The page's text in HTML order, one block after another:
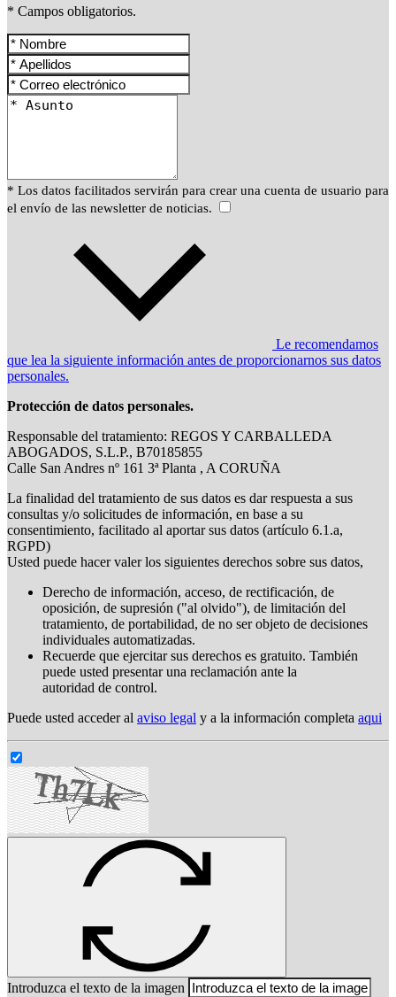
* Campos obligatorios.
* Los datos facilitados servirán para crear una cuenta de usuario para
el envío de las newsletter de noticias.
Le recomendamos
que lea la siguiente información antes de proporcionarnos sus datos
personales.
Protección de datos personales.
Responsable del tratamiento: REGOS Y CARBALLEDA
ABOGADOS, S.L.P., B70185855
Calle San Andres nº 161 3ª Planta , A CORUÑA
La finalidad del tratamiento de sus datos es dar respuesta a sus
consultas y/o solicitudes de información, en base a su
consentimiento, facilitado al aportar sus datos (artículo 6.1.a,
RGPD)
Usted puede hacer valer los siguientes derechos sobre sus datos,
Derecho de información, acceso, de rectificación, de
oposición, de supresión ("al olvido"), de limitación del
tratamiento, de portabilidad, de no ser objeto de decisiones
individuales automatizadas.
Recuerde que ejercitar sus derechos es gratuito. También
puede usted presentar una reclamación ante la
autoridad de control.
Puede usted acceder al aviso legal y a la información completa aqui
Introduzca el texto de la imagen